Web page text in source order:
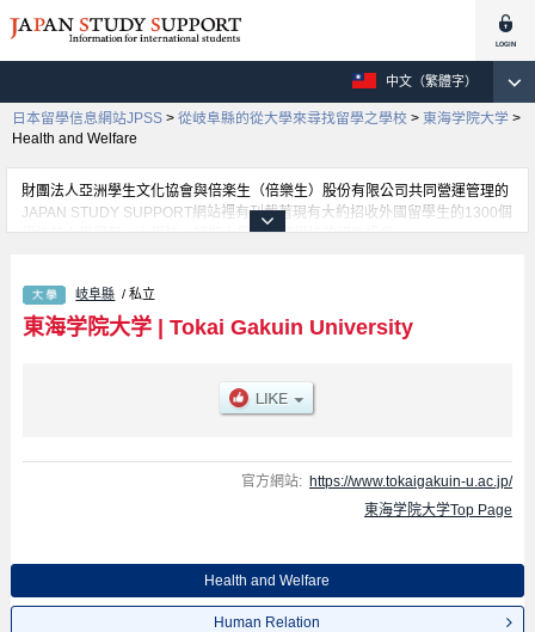
中文（繁體字）
日本留學信息網站JPSS > 從岐阜縣的從大學來尋找留學之學校 > 東海学院大学 >
Health and Welfare
財團法人亞洲學生文化協會與倍楽生（倍樂生）股份有限公司共同營運管理的
JAPAN STUDY SUPPORT網站裡有刊載著現有大約招收外國留學生的1300個
學校的大學學部、大學院、短期大學、專門學校的招生訊息。
試資訊、設施介紹、聯絡方式等對外國留學生是必要之訊息都刊載於此，請務
必查閱及利用此網站。
岐阜縣 / 私立
東海学院大学| Tokai Gakuin University
官方網站: https://www.tokaigakuin-u.ac.jp/
東海学院大学Top Page
Health and Welfare
Human Relation